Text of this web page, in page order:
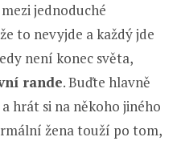
jednoduché
to nevyjde a každý jde
není konec světa,
rande. Buďte hlavně
hrát si na někoho jiného
žena touží po tom,